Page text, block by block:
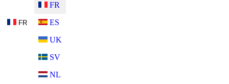
FR
FR
ES
UK
SV
NL